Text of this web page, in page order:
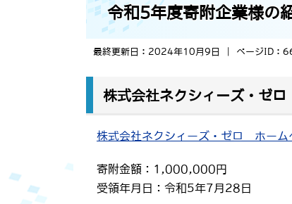
令和5年度寄附企業様の
最終更新日：2024年10月9日 ページID：
株式会社ネクシィーズ・ゼロ
株式会社ネクシィーズ・ゼロ ホーム
寄附金額：1,000,000円
受領年月日：令和5年7月28日